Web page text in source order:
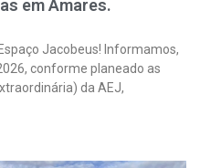
em Amares.
Jacobeus! Informamos,
conforme planeado as
da AEJ,